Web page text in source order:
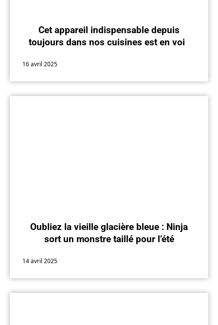
Cet appareil indispensable depuis
toujours dans nos cuisines est en voie
16 avril 2025
Oubliez la vieille glacière bleue : Ninja
sort un monstre taillé pour l’été
14 avril 2025